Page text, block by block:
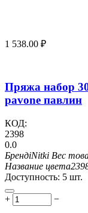
1 538.00 ₽
Пряжа набор
pavone павлин
КОД:
2398
0.0
БрендiNitki Вес
Название цвета
Доступность: 5 шт.
+ −